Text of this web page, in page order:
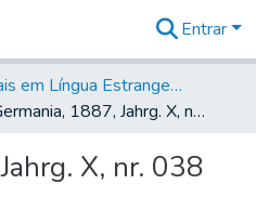
na
Entrar
Jornais em Língua Estrangeira
Germania, 1887, Jahrg. X, nr. 038
X, nr. 038